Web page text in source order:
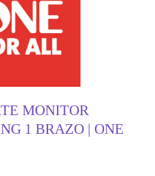
MONITOR
1 BRAZO | ONE